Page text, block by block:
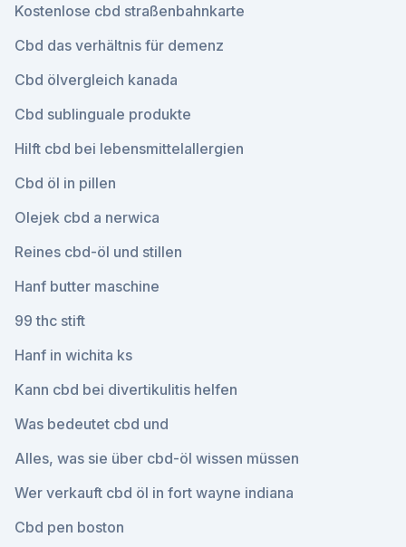
Kostenlose cbd straßenbahnkarte
Cbd das verhältnis für demenz
Cbd ölvergleich kanada
Cbd sublinguale produkte
Hilft cbd bei lebensmittelallergien
Cbd öl in pillen
Olejek cbd a nerwica
Reines cbd-öl und stillen
Hanf butter maschine
99 thc stift
Hanf in wichita ks
Kann cbd bei divertikulitis helfen
Was bedeutet cbd und
Alles, was sie über cbd-öl wissen müssen
Wer verkauft cbd öl in fort wayne indiana
Cbd pen boston